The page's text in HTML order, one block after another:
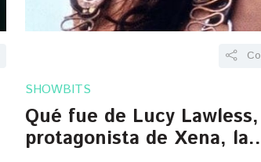
SHOWBITS
Qué fue de Lucy Lawless,
protagonista de Xena, la